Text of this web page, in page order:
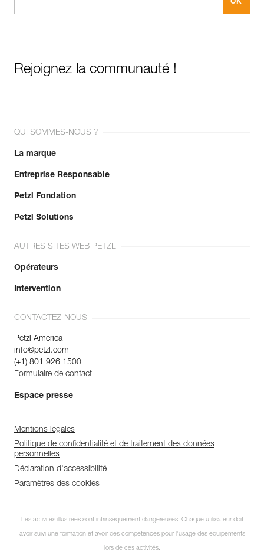
Rejoignez la communauté !
QUI SOMMES-NOUS ?
La marque
Entreprise Responsable
Petzl Fondation
Petzl Solutions
AUTRES SITES WEB PETZL
Opérateurs
Intervention
CONTACTEZ-NOUS
Petzl America
info@petzl.com
(+1) 801 926 1500
Formulaire de contact
Espace presse
Mentions légales
Politique de confidentialité et de traitement des données
personnelles
Déclaration d'accessibilité
Paramètres des cookies
Les activités illustrées sont intrinsèquement dangereuses. Chaque utilisateur doit
avoir suivi une formation et avoir des compétences pour l’usage des équipements
lors de ces activités.